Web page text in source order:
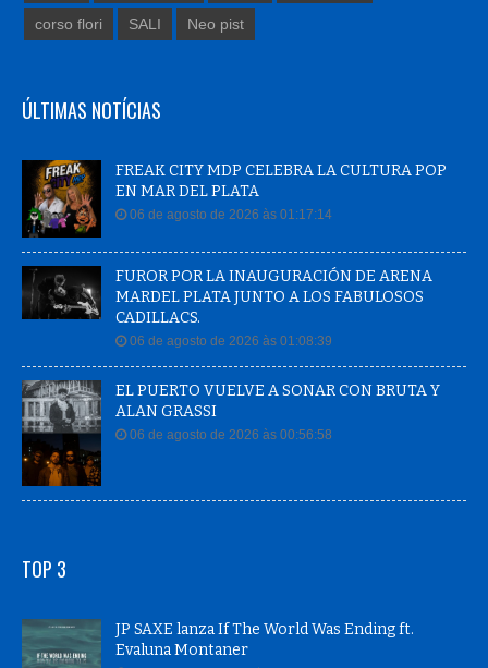
corso flori SALI Neo pist
ÚLTIMAS NOTÍCIAS
FREAK CITY MDP CELEBRA LA CULTURA POP
EN MAR DEL PLATA
06 de agosto de 2026 às 01:17:14
FUROR POR LA INAUGURACIÓN DE ARENA
MARDEL PLATA JUNTO A LOS FABULOSOS
CADILLACS.
06 de agosto de 2026 às 01:08:39
EL PUERTO VUELVE A SONAR CON BRUTA Y
ALAN GRASSI
06 de agosto de 2026 às 00:56:58
TOP 3
JP SAXE lanza If The World Was Ending ft.
Evaluna Montaner